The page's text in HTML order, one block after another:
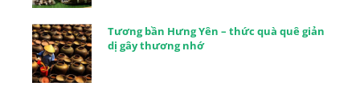
Tương bần Hưng Yên – thức quà quê giản
dị gây thương nhớ